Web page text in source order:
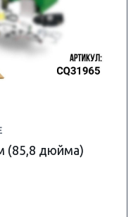
(85,8 дюйма)